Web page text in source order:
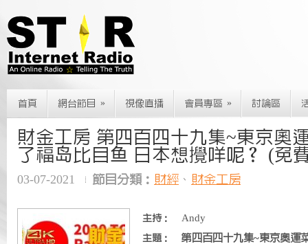
首頁 網台節目 » 視像直播 會員專區 » 討論區
財金工房 第四百四十九集~東京奧
了福岛比目鱼 日本想攪咩呢？ (免
03-07-2021 節目分類： 財經 、 財金工房
主持： Andy
主題：
第四百四十九集~東京奧運